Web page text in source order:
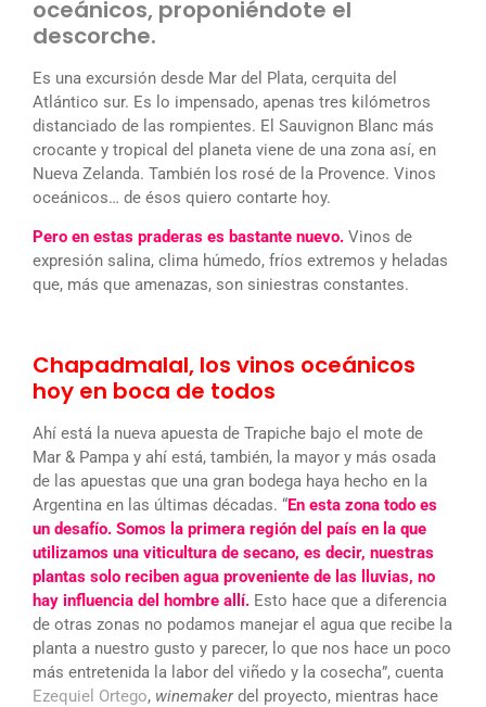
oceánicos, proponiéndote el
descorche.
Es una excursión desde Mar del Plata, cerquita del
Atlántico sur. Es lo impensado, apenas tres kilómetros
distanciado de las rompientes. El Sauvignon Blanc más
crocante y tropical del planeta viene de una zona así, en
Nueva Zelanda. También los rosé de la Provence. Vinos
oceánicos… de ésos quiero contarte hoy.
Pero en estas praderas es bastante nuevo. Vinos de
expresión salina, clima húmedo, fríos extremos y heladas
que, más que amenazas, son siniestras constantes.
Chapadmalal, los vinos oceánicos
hoy en boca de todos
Ahí está la nueva apuesta de Trapiche bajo el mote de
Mar & Pampa y ahí está, también, la mayor y más osada
de las apuestas que una gran bodega haya hecho en la
Argentina en las últimas décadas. “En esta zona todo es
un desafío. Somos la primera región del país en la que
utilizamos una viticultura de secano, es decir, nuestras
plantas solo reciben agua proveniente de las lluvias, no
hay influencia del hombre allí. Esto hace que a diferencia
de otras zonas no podamos manejar el agua que recibe la
planta a nuestro gusto y parecer, lo que nos hace un poco
más entretenida la labor del viñedo y la cosecha”, cuenta
Ezequiel Ortego, winemakerdel proyecto, mientras hace